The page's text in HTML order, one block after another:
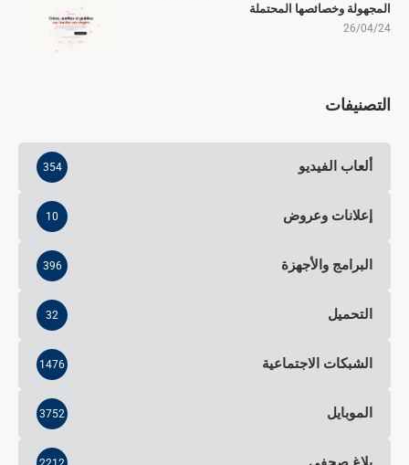
المجهولة وخصائصها المحتملة
26/04/24
التصنيفات
ألعاب الفيديو 354
إعلانات وعروض 10
البرامج والأجهزة 396
التحميل 32
الشبكات الاجتماعية 1476
الموبايل 3752